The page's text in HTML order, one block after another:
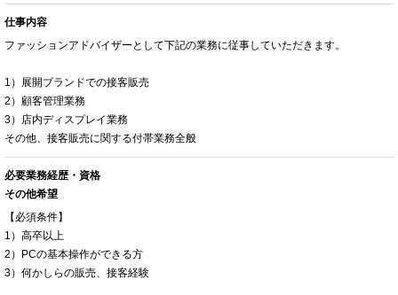
仕事内容
ファッションアドバイザーとして下記の業務に従事していただきます。
1）展開ブランドでの接客販売
2）顧客管理業務
3）店内ディスプレイ業務
その他、接客販売に関する付帯業務全般
必要業務経歴・資格
その他希望
【必須条件】
1）高卒以上
2）PCの基本操作ができる方
3）何かしらの販売、接客経験